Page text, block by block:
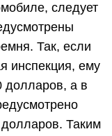
следует
Так, если
инспекция, ему
долларов, а в
Таким